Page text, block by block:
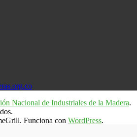
Nacional de Industriales de la Madera.
Funciona con WordPress.